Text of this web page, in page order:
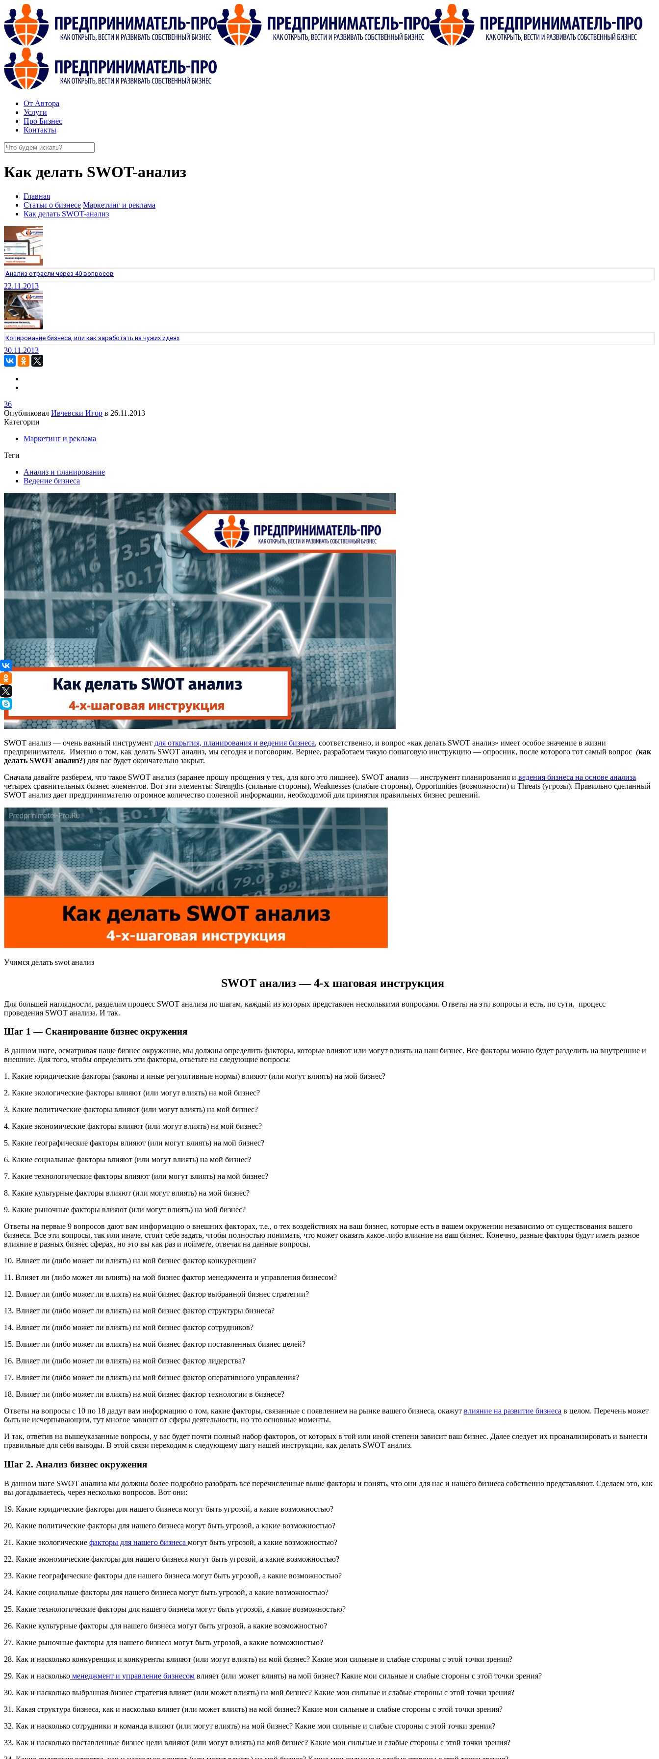
От Автора
Услуги
Про Бизнес
Контакты
Как делать SWOT-анализ
Главная
Статьи о бизнесе Маркетинг и реклама
Как делать SWOT-анализ
Анализ отрасли через 40 вопросов
22.11.2013
Копирование бизнеса, или как заработать на чужих идеях
30.11.2013
36
Опубликовал Ивчевски Игор в 26.11.2013
Категории
Маркетинг и реклама
Теги
Анализ и планирование
Ведение бизнеса
SWOT анализ — очень важный инструмент для открытия, планирования и ведения бизнеса, соответственно, и вопрос «как делать SWOT анализ» имеет особое значение в жизни
предпринимателя. Именно о том, как делать SWOT анализ, мы сегодня и поговорим. Вернее, разработаем такую пошаговую инструкцию — опросник, после которого тот самый вопрос (как
делать SWOT анализ?) для вас будет окончательно закрыт.
Сначала давайте разберем, что такое SWOT анализ (заранее прошу прощения у тех, для кого это лишнее). SWOT анализ — инструмент планирования и ведения бизнеса на основе анализа
четырех сравнительных бизнес-элементов. Вот эти элементы: Strengths (сильные стороны), Weaknesses (слабые стороны), Opportunities (возможности) и Threats (угрозы). Правильно сделанный
SWOT анализ дает предпринимателю огромное количество полезной информации, необходимой для принятия правильных бизнес решений.
Учимся делать swot анализ
SWOT анализ — 4-х шаговая инструкция
Для большей наглядности, разделим процесс SWOT анализа по шагам, каждый из которых представлен несколькими вопросами. Ответы на эти вопросы и есть, по сути, процесс
проведения SWOT анализа. И так.
Шаг 1 — Сканирование бизнес окружения
В данном шаге, осматривая наше бизнес окружение, мы должны определить факторы, которые влияют или могут влиять на наш бизнес. Все факторы можно будет разделить на внутренние и
внешние. Для того, чтобы определить эти факторы, ответьте на следующие вопросы:
1. Какие юридические факторы (законы и иные регулятивные нормы) влияют (или могут влиять) на мой бизнес?
2. Какие экологические факторы влияют (или могут влиять) на мой бизнес?
3. Какие политические факторы влияют (или могут влиять) на мой бизнес?
4. Какие экономические факторы влияют (или могут влиять) на мой бизнес?
5. Какие географические факторы влияют (или могут влиять) на мой бизнес?
6. Какие социальные факторы влияют (или могут влиять) на мой бизнес?
7. Какие технологические факторы влияют (или могут влиять) на мой бизнес?
8. Какие культурные факторы влияют (или могут влиять) на мой бизнес?
9. Какие рыночные факторы влияют (или могут влиять) на мой бизнес?
Ответы на первые 9 вопросов дают вам информацию о внешних факторах, т.е., о тех воздействиях на ваш бизнес, которые есть в вашем окружении независимо от существования вашего
бизнеса. Все эти вопросы, так или иначе, стоит себе задать, чтобы полностью понимать, что может оказать какое-либо влияние на ваш бизнес. Конечно, разные факторы будут иметь разное
влияние в разных бизнес сферах, но это вы как раз и поймете, отвечая на данные вопросы.
10. Влияет ли (либо может ли влиять) на мой бизнес фактор конкуренции?
11. Влияет ли (либо может ли влиять) на мой бизнес фактор менеджмента и управления бизнесом?
12. Влияет ли (либо может ли влиять) на мой бизнес фактор выбранной бизнес стратегии?
13. Влияет ли (либо может ли влиять) на мой бизнес фактор структуры бизнеса?
14. Влияет ли (либо может ли влиять) на мой бизнес фактор сотрудников?
15. Влияет ли (либо может ли влиять) на мой бизнес фактор поставленных бизнес целей?
16. Влияет ли (либо может ли влиять) на мой бизнес фактор лидерства?
17. Влияет ли (либо может ли влиять) на мой бизнес фактор оперативного управления?
18. Влияет ли (либо может ли влиять) на мой бизнес фактор технологии в бизнесе?
Ответы на вопросы с 10 по 18 дадут вам информацию о том, какие факторы, связанные с появлением на рынке вашего бизнеса, окажут влияние на развитие бизнеса в целом. Перечень может
быть не исчерпывающим, тут многое зависит от сферы деятельности, но это основные моменты.
И так, ответив на вышеуказанные вопросы, у вас будет почти полный набор факторов, от которых в той или иной степени зависит ваш бизнес. Далее следует их проанализировать и вынести
правильные для себя выводы. В этой связи переходим к следующему шагу нашей инструкции, как делать SWOT анализ.
Шаг 2. Анализ бизнес окружения
В данном шаге SWOT анализа мы должны более подробно разобрать все перечисленные выше факторы и понять, что они для нас и нашего бизнеса собственно представляют. Сделаем это, как
вы догадываетесь, через несколько вопросов. Вот они:
19. Какие юридические факторы для нашего бизнеса могут быть угрозой, а какие возможностью?
20. Какие политические факторы для нашего бизнеса могут быть угрозой, а какие возможностью?
21. Какие экологические факторы для нашего бизнеса могут быть угрозой, а какие возможностью?
22. Какие экономические факторы для нашего бизнеса могут быть угрозой, а какие возможностью?
23. Какие географические факторы для нашего бизнеса могут быть угрозой, а какие возможностью?
24. Какие социальные факторы для нашего бизнеса могут быть угрозой, а какие возможностью?
25. Какие технологические факторы для нашего бизнеса могут быть угрозой, а какие возможностью?
26. Какие культурные факторы для нашего бизнеса могут быть угрозой, а какие возможностью?
27. Какие рыночные факторы для нашего бизнеса могут быть угрозой, а какие возможностью?
28. Как и насколько конкуренция и конкуренты влияют (или могут влиять) на мой бизнес? Какие мои сильные и слабые стороны с этой точки зрения?
29. Как и насколько менеджмент и управление бизнесом влияет (или может влиять) на мой бизнес? Какие мои сильные и слабые стороны с этой точки зрения?
30. Как и насколько выбранная бизнес стратегия влияет (или может влиять) на мой бизнес? Какие мои сильные и слабые стороны с этой точки зрения?
31. Какая структура бизнеса, как и насколько влияет (или может влиять) на мой бизнес? Какие мои сильные и слабые стороны с этой точки зрения?
32. Как и насколько сотрудники и команда влияют (или могут влиять) на мой бизнес? Какие мои сильные и слабые стороны с этой точки зрения?
33. Как и насколько поставленные бизнес цели влияют (или могут влиять) на мой бизнес? Какие мои сильные и слабые стороны с этой точки зрения?